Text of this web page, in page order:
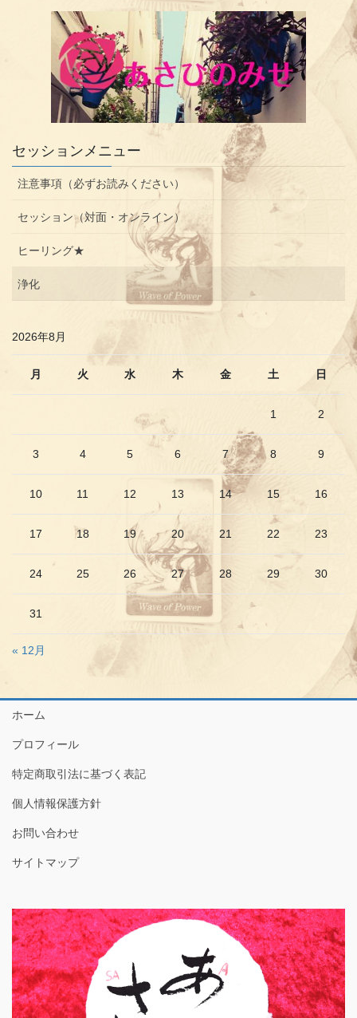
セッションメニュー
注意事項（必ずお読みください）
セッション（対面・オンライン）
ヒーリング★
浄化
2026年8月
月 火 水 木 金 土 日
1 2
3 4 5 6 7 8 9
10 11 12 13 14 15 16
17 18 19 20 21 22 23
24 25 26 27 28 29 30
31
« 12月
ホーム
プロフィール
特定商取引法に基づく表記
個人情報保護方針
お問い合わせ
サイトマップ